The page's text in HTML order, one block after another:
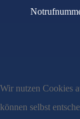
Wir nutzen Cookies
können selbst